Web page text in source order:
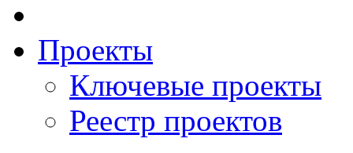
Проекты
Ключевые проекты
Реестр проектов